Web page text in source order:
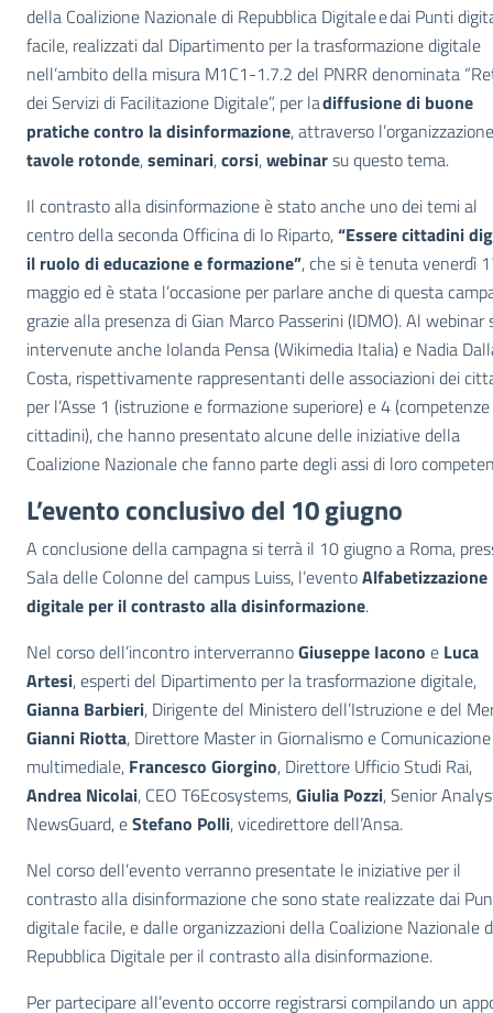
della Coalizione Nazionale di Repubblica Digitale e dai Punti
facile, realizzati dal Dipartimento per la trasformazione digitale
nell’ambito della misura M1C1-1.7.2 del PNRR denominata
dei Servizi di Facilitazione Digitale”, per ladiffusione di buone
pratiche contro la disinformazione, attraverso
tavole rotonde,seminari,corsi,webinarsu questo tema.
Il contrasto alla disinformazione è stato anche uno dei temi al
centro della seconda Officina di Io Riparto,“Essere cittadini
il ruolo di educazione e formazione”, che si è tenuta venerdì
maggio ed è stata l’occasione per parlare anche di questa
grazie alla presenza di Gian Marco Passerini (IDMO). Al webinar
intervenute anche Iolanda Pensa (Wikimedia Italia) e Nadia
Costa, rispettivamente rappresentanti delle associazioni dei
per l’Asse 1 (istruzione e formazione superiore) e 4
cittadini), che hanno presentato alcune delle iniziative della
Coalizione Nazionale che fanno parte degli assi di loro
L’evento conclusivo del 10 giugno
A conclusione della campagna si terrà il 10 giugno a Roma,
Sala delle Colonne del campus Luiss, l’eventoAlfabetizzazione
digitale per il contrasto alla disinformazione.
Nel corso dell’incontro interverrannoGiuseppe Iacono e Luca
Artesi, esperti del Dipartimento per la trasformazione digitale,
Gianna Barbieri, Dirigente del Ministero dell’Istruzione e del
Gianni Riotta, Direttore Master in Giornalismo e Comunicazione
multimediale, Francesco Giorgino, Direttore Ufficio Studi Rai,
Andrea Nicolai, CEO T6Ecosystems,Giulia Pozzi, Senior
NewsGuard, eStefano Polli, vicedirettore dell’Ansa.
Nel corso dell’evento verranno presentate le iniziative per il
contrasto alla disinformazione che sono state realizzate dai
digitale facile, e dalle organizzazioni della Coalizione Nazionale
Repubblica Digitale per il contrasto alla disinformazione.
Per partecipare all’evento occorre registrarsi compilando un